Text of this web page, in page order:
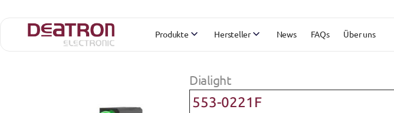
Dialight
553-0221F
Produkte Hersteller News FAQs Über uns